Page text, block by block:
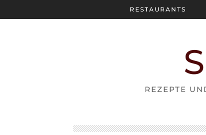
REZEPTE
RESTAURANTS